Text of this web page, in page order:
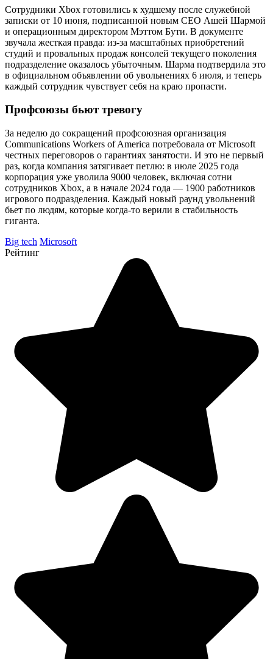
Сотрудники Xbox готовились к худшему после служебной
записки от 10 июня, подписанной новым CEO Ашей Шармой
и операционным директором Мэттом Бути. В документе
звучала жесткая правда: из-за масштабных приобретений
студий и провальных продаж консолей текущего поколения
подразделение оказалось убыточным. Шарма подтвердила это
в официальном объявлении об увольнениях 6 июля, и теперь
каждый сотрудник чувствует себя на краю пропасти.
Профсоюзы бьют тревогу
За неделю до сокращений профсоюзная организация
Communications Workers of America потребовала от Microsoft
честных переговоров о гарантиях занятости. И это не первый
раз, когда компания затягивает петлю: в июле 2025 года
корпорация уже уволила 9000 человек, включая сотни
сотрудников Xbox, а в начале 2024 года — 1900 работников
игрового подразделения. Каждый новый раунд увольнений
бьет по людям, которые когда-то верили в стабильность
гиганта.
Big tech Microsoft
Рейтинг